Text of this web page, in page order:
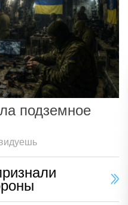
подземное